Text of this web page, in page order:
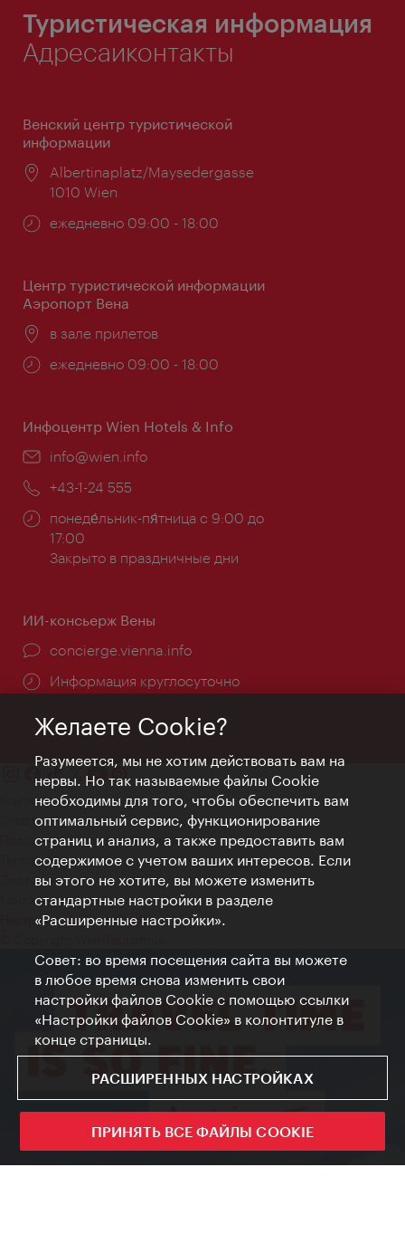
Туристическая информация
Адресаиконтакты
Венский центр туристической
информации
Расположение:
Albertinaplatz/Maysedergasse
1010 Wien
Часы
ежедневно 09:00 - 18:00
Центр туристической информации
Аэропорт Вена
Расположение:
в зале прилетов
Часы
ежедневно 09:00 - 18:00
Инфоцентр Wien Hotels & Info
Эл.
info@wien.info
Телефон:
+43-1-24 555
Часы
работы:
понеде́льник-пя́тница с 9:00 до
17:00
Закрыто в праздничные дни
ИИ-консьерж Вены
concierge.vienna.info
Информация круглосуточно
Контакт
Credits
Положение о конфиденциальности
Terms of Use
Доступность
Контакты для прессы
Настройки файлов Cookie
Желаете Cookie?
Разумеется, мы не хотим действовать вам на
нервы. Но так называемые файлы Cookie
необходимы для того, чтобы обеспечить вам
оптимальный сервис, функционирование
страниц и анализ, а также предоставить вам
содержимое с учетом ваших интересов. Если
вы этого не хотите, вы можете изменить
стандартные настройки в разделе
«Расширенные настройки».
Совет: во время посещения сайта вы можете
в любое время снова изменить свои
настройки файлов Cookie с помощью ссылки
«Настройки файлов Cookie» в колонтитуле в
конце страницы.
РАСШИРЕННЫХ НАСТРОЙКАХ
ПРИНЯТЬ ВСЕ ФАЙЛЫ COOKIE